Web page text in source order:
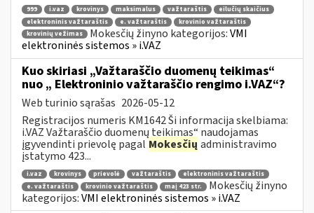
999 i.vaz krovinys maksimalus važtaraštis
eilučių skaičius
elektroninis važtaraštis
e. važtaraštis
krovinio važtaraštis
krovinių vežimas
Mokesčių žinyno kategorijos:VMI
elektroninės sistemos » i.VAZ
Kuo skiriasi „Važtaraščio duomenų teikimas“
nuo „ Elektroninio važtaraščio rengimo i.VAZ“?
Web turinio sąrašas 2026-05-12
Registracijos numeris KM1642 Ši informacija skelbiama:
i.VAZ Važtaraščio duomenų teikimas“ naudojamas
įgyvendinti prievolę pagal Mokesčių administravimo
įstatymo 423...
i.vaz krovinys prievolė važtaraštis
elektroninis važtaraštis
e. važtaraštis
krovinio važtaraštis maį 423 str.
Mokesčių žinyno
kategorijos:VMI elektroninės sistemos » i.VAZ